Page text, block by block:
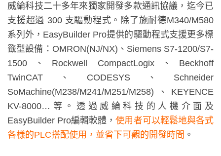
威綸科技二十多年來獨家開發多款通訊協議，迄今已
支援超過 300 支驅動程式。除了施耐德M340/M580
系列外，EasyBuilder Pro提供的驅動程式支援更多標
籤型設備：OMRON(NJ/NX)、Siemens S7-1200/S7-
1500、Rockwell CompactLogix、Beckhoff
TwinCAT、CODESYS、Schneider
SoMachine(M238/M241/M251/M258)、KEYENCE
KV-8000…等。透過威綸科技的人機介面及
EasyBuilder Pro編輯軟體，使用者可以輕鬆地與各式
各樣的PLC搭配使用，並省下可觀的開發時間 。